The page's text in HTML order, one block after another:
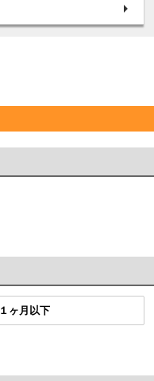
１ヶ月以下